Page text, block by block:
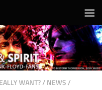
WANT?/NEWS/